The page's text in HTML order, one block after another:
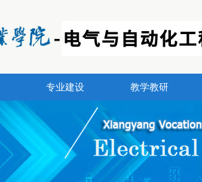
专业建设 教学教研